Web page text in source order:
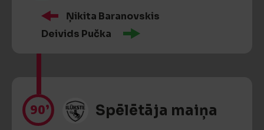
Ņikita Baranovskis
Deivids Pučka
90’ Spēlētāja maiņa